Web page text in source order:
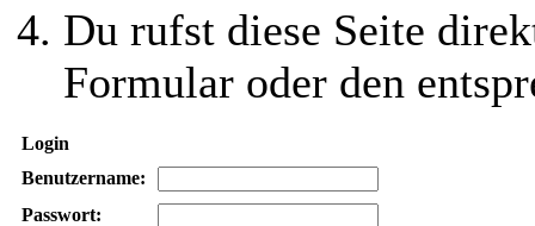
Du rufst diese Seite
Formular oder den
Login
Benutzername:
Passwort: